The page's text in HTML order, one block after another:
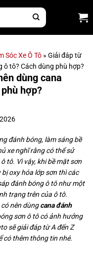
Sóc Xe Ô Tô » Giải đáp từ
ô tô? Cách dùng phù hợp?
dùng cana
hợp?
đánh bóng, làm sáng bề
xe nghĩ rằng có thể sử
tô. Vì vậy, khi bề mặt sơn
oxy hóa lớp sơn thì các
đánh bóng ô tô như một
trạng trên của ô tô.
nên dùngcana đánh
sơn ô tô có ảnh hưởng
sẽ giải đáp từ A đến Z
có thêm thông tin nhé.